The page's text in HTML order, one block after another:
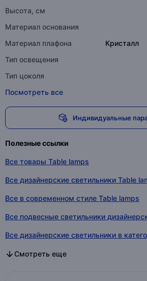
Высота, см
Материал основания
Материал плафона
Кристалл
Тип освещения
Тип цоколя
Посмотреть все
Индивидуальные
Полезные ссылки
Все товары Table lamps
Все дизайнерские светильники Table
Все в современном стиле Table lamps
Все подвесные светильники
Все дизайнерские светильники в
Все в современном стиле в категории
Все подвесные светильники
Смотреть еще